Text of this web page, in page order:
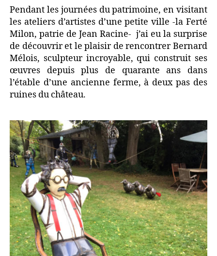
Pendant les journées du patrimoine, en visitant
les ateliers d’artistes d’une petite ville -la Ferté
Milon, patrie de Jean Racine- j’ai eu la surprise
de découvrir et le plaisir de rencontrer Bernard
Mélois, sculpteur incroyable, qui construit ses
œuvres depuis plus de quarante ans dans
l’étable d’une ancienne ferme, à deux pas des
ruines du château.